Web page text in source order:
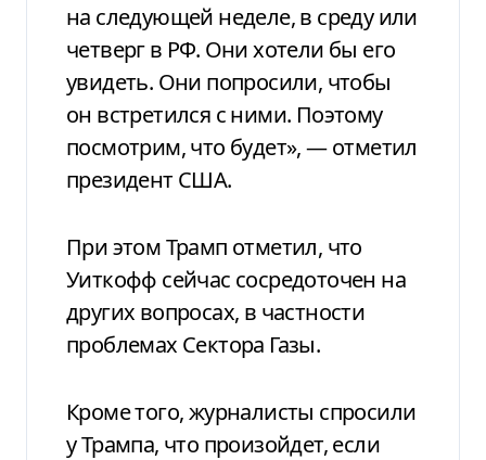
на следующей неделе, в среду или
четверг в РФ. Они хотели бы его
увидеть. Они попросили, чтобы
он встретился с ними. Поэтому
посмотрим, что будет», — отметил
президент США.
При этом Трамп отметил, что
Уиткофф сейчас сосредоточен на
других вопросах, в частности
проблемах Сектора Газы.
Кроме того, журналисты спросили
у Трампа, что произойдет, если